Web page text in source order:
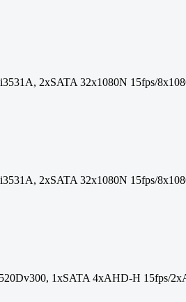
2xSATA 32x1080N 15fps/
2xSATA 32x1080N 15fps/
1xSATA 4xAHD-H 15fps/